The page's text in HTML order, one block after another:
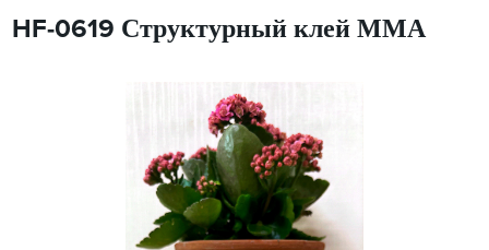
HF-0619 Структурный клей ММА